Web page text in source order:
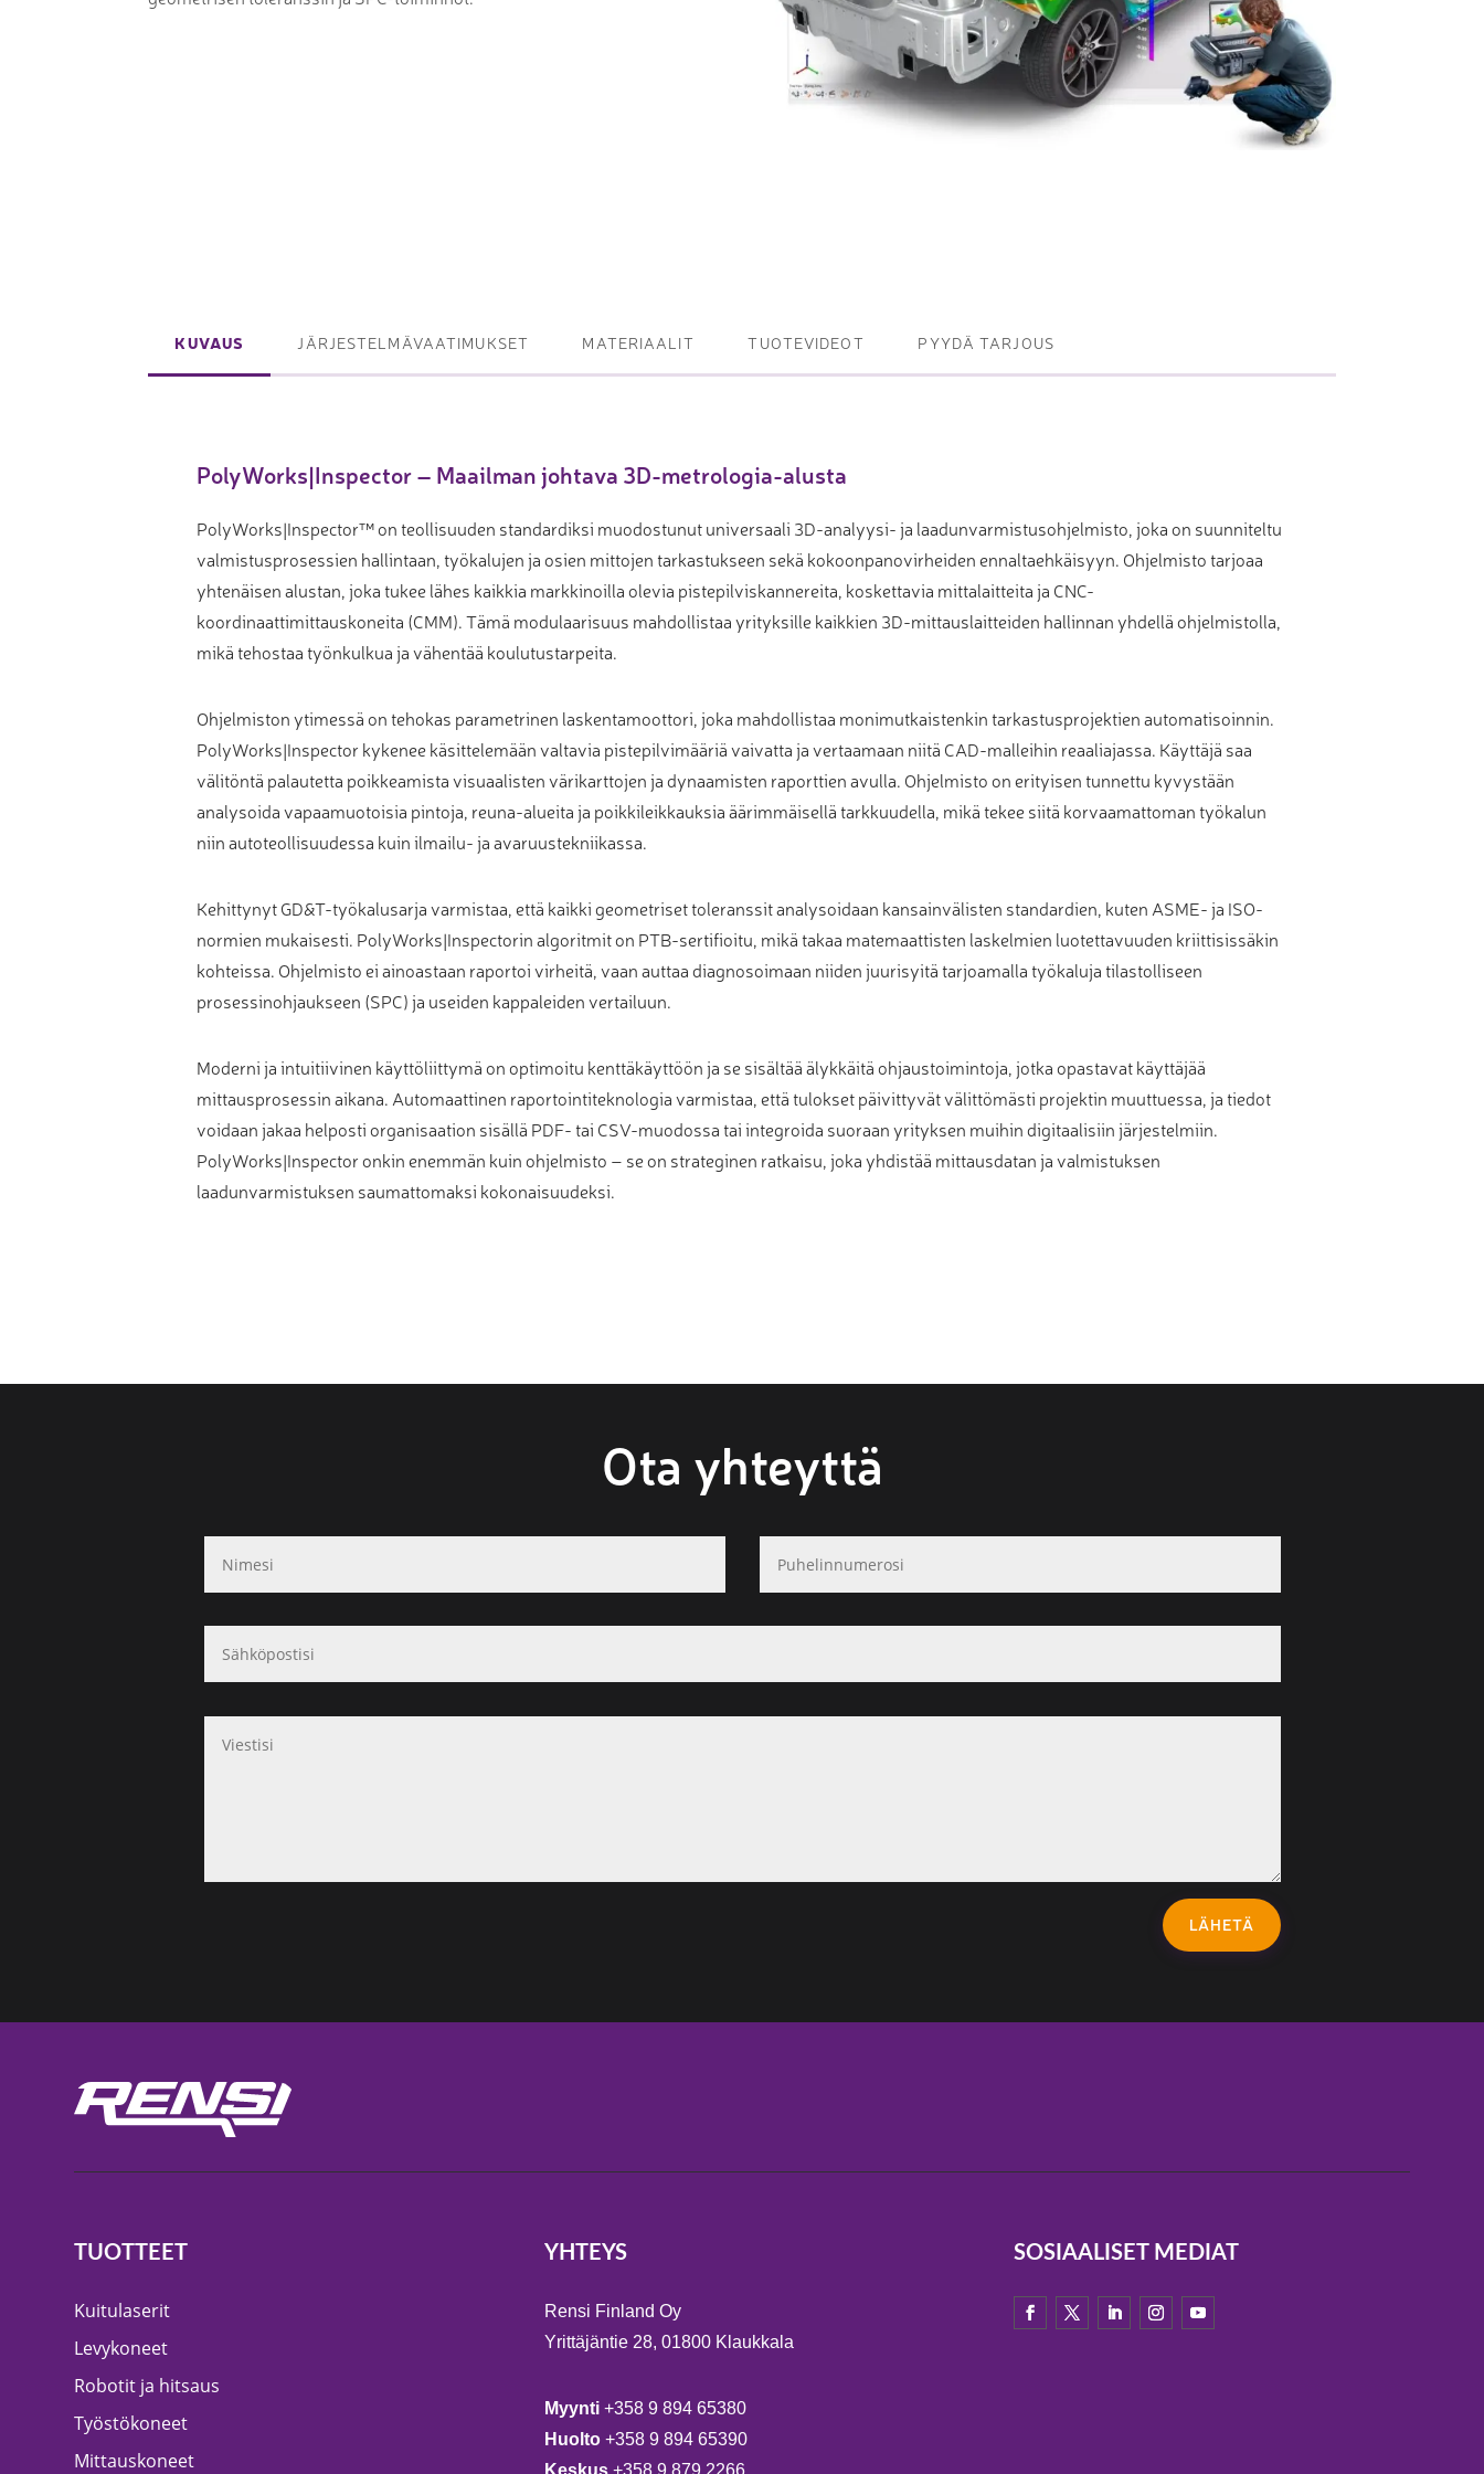
Metallisahat
Profiilikoneet ja -sahat
Työkalut ja tarvikkeet
3D-mittauksen oheistuotteet
Muu laadunvalvonta
KUVAUS JÄRJESTELMÄVAATIMUKSET MATERIAALIT TUOTEVIDEOT PYYDÄ TARJOUS
PolyWorks|Inspector – Maailman johtava 3D-metrologia-alusta
PolyWorks|Inspector™ on teollisuuden standardiksi muodostunut universaali 3D-analyysi- ja laadunvarmistusohjelmisto, joka on suunniteltu
valmistusprosessien hallintaan, työkalujen ja osien mittojen tarkastukseen sekä kokoonpanovirheiden ennaltaehkäisyyn. Ohjelmisto tarjoaa
yhtenäisen alustan, joka tukee lähes kaikkia markkinoilla olevia pistepilviskannereita, koskettavia mittalaitteita ja CNC-
koordinaattimittauskoneita (CMM). Tämä modulaarisuus mahdollistaa yrityksille kaikkien 3D-mittauslaitteiden hallinnan yhdellä ohjelmistolla,
mikä tehostaa työnkulkua ja vähentää koulutustarpeita.
Ohjelmiston ytimessä on tehokas parametrinen laskentamoottori, joka mahdollistaa monimutkaistenkin tarkastusprojektien automatisoinnin.
PolyWorks|Inspector kykenee käsittelemään valtavia pistepilvimääriä vaivatta ja vertaamaan niitä CAD-malleihin reaaliajassa. Käyttäjä saa
välitöntä palautetta poikkeamista visuaalisten värikarttojen ja dynaamisten raporttien avulla. Ohjelmisto on erityisen tunnettu kyvystään
analysoida vapaamuotoisia pintoja, reuna-alueita ja poikkileikkauksia äärimmäisellä tarkkuudella, mikä tekee siitä korvaamattoman työkalun
niin autoteollisuudessa kuin ilmailu- ja avaruustekniikassa.
Kehittynyt GD&T-työkalusarja varmistaa, että kaikki geometriset toleranssit analysoidaan kansainvälisten standardien, kuten ASME- ja ISO-
normien mukaisesti. PolyWorks|Inspectorin algoritmit on PTB-sertifioitu, mikä takaa matemaattisten laskelmien luotettavuuden kriittisissäkin
kohteissa. Ohjelmisto ei ainoastaan raportoi virheitä, vaan auttaa diagnosoimaan niiden juurisyitä tarjoamalla työkaluja tilastolliseen
prosessinohjaukseen (SPC) ja useiden kappaleiden vertailuun.
Moderni ja intuitiivinen käyttöliittymä on optimoitu kenttäkäyttöön ja se sisältää älykkäitä ohjaustoimintoja, jotka opastavat käyttäjää
mittausprosessin aikana. Automaattinen raportointiteknologia varmistaa, että tulokset päivittyvät välittömästi projektin muuttuessa, ja tiedot
voidaan jakaa helposti organisaation sisällä PDF- tai CSV-muodossa tai integroida suoraan yrityksen muihin digitaalisiin järjestelmiin.
PolyWorks|Inspector onkin enemmän kuin ohjelmisto – se on strateginen ratkaisu, joka yhdistää mittausdatan ja valmistuksen
laadunvarmistuksen saumattomaksi kokonaisuudeksi.
Ota yhteyttä
LÄHETÄ
TUOTTEET
Kuitulaserit
Levykoneet
Robotit ja hitsaus
Työstökoneet
Mittauskoneet
YHTEYS
Rensi Finland Oy
Yrittäjäntie 28, 01800 Klaukkala
Myynti +358 9 894 65380
Huolto +358 9 894 65390
Keskus +358 9 879 2266
SOSIAALISET MEDIAT